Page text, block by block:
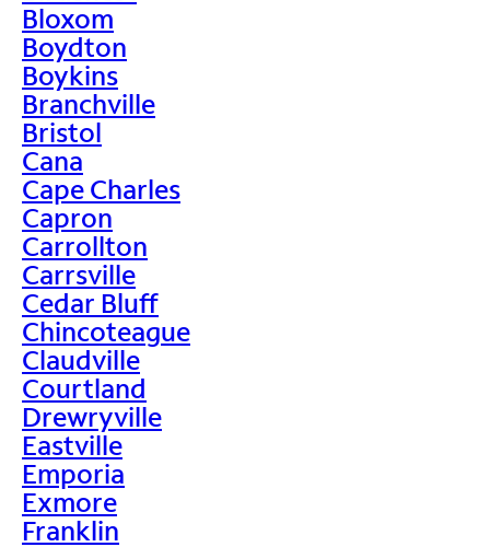
Bloxom
Boydton
Boykins
Branchville
Bristol
Cana
Cape Charles
Capron
Carrollton
Carrsville
Cedar Bluff
Chincoteague
Claudville
Courtland
Drewryville
Eastville
Emporia
Exmore
Franklin